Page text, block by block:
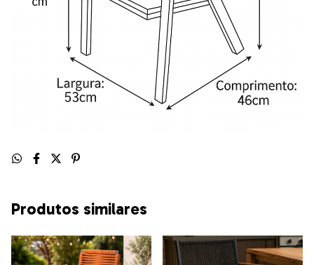
Produtos similares